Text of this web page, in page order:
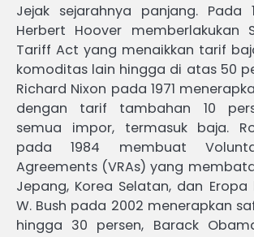
Jejak sejarahnya panjang. Pada
Herbert Hoover memberlakukan
Tariff Act yang menaikkan tarif
komoditas lain hingga di atas 50
Richard Nixon pada 1971
dengan tarif tambahan 10
semua impor, termasuk baja.
pada 1984 membuat
Agreements (VRAs) yang
Jepang, Korea Selatan, dan Eropa
W. Bush pada 2002 menerapkan
hingga 30 persen, Barack